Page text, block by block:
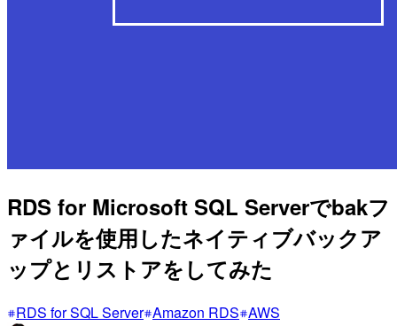
RDS for Microsoft SQL Serverでbakフ
ァイルを使用したネイティブバックア
ップとリストアをしてみた
RDS for SQL Server Amazon RDS AWS